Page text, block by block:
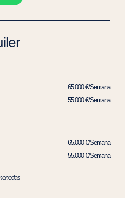
65.000 €/Semana
55.000 €/Semana
65.000 €/Semana
55.000 €/Semana